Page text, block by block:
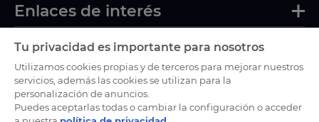
Enlaces de interés
Certificaciones
Tu privacidad es importante para nosotros
Utilizamos cookies propias y de terceros para mejorar nuestros
servicios, además las cookies se utilizan para la
personalización de anuncios.
Puedes aceptarlas todas o cambiar la configuración o acceder